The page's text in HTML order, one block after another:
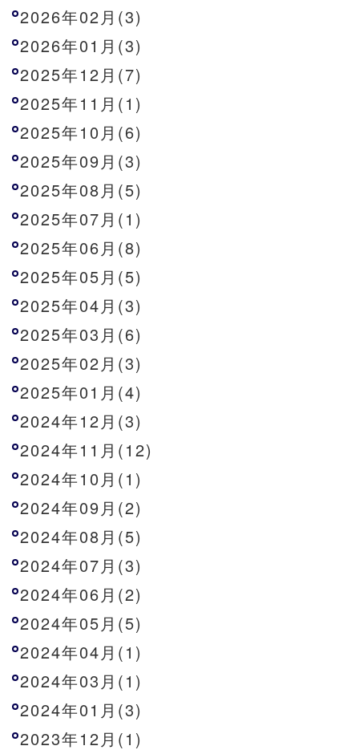
2026年02月(3)
2026年01月(3)
2025年12月(7)
2025年11月(1)
2025年10月(6)
2025年09月(3)
2025年08月(5)
2025年07月(1)
2025年06月(8)
2025年05月(5)
2025年04月(3)
2025年03月(6)
2025年02月(3)
2025年01月(4)
2024年12月(3)
2024年11月(12)
2024年10月(1)
2024年09月(2)
2024年08月(5)
2024年07月(3)
2024年06月(2)
2024年05月(5)
2024年04月(1)
2024年03月(1)
2024年01月(3)
2023年12月(1)